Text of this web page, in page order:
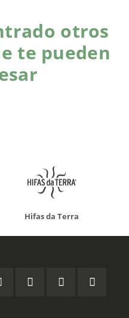
otros
te pueden
Hifas da Terra